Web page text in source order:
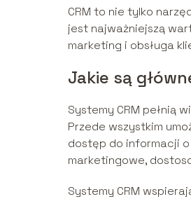
CRM to nie tylko
jest najważniejszą
marketing i obsługa
Jakie są
Systemy CRM pełnią
Przede wszystkim
dostęp do informacji
marketingowe,
Systemy CRM